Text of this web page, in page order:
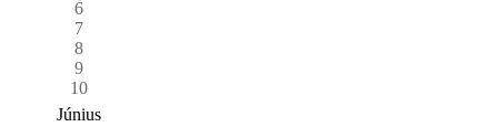
6
7
8
9
10
Június